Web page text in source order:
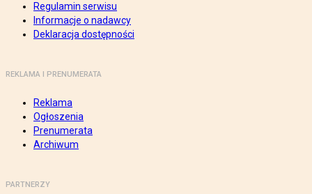
Regulamin serwisu
Informacje o nadawcy
Deklaracja dostępności
REKLAMA I PRENUMERATA
Reklama
Ogłoszenia
Prenumerata
Archiwum
PARTNERZY